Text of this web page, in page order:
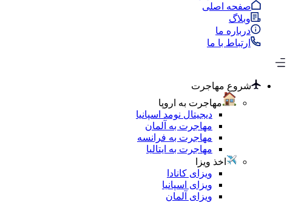
صفحه اصلی
وبلاگ
درباره ما
ارتباط با ما
شروع مهاجرت
مهاجرت به اروپا
دیجیتال نومد اسپانیا
مهاجرت به آلمان
مهاجرت به فرانسه
مهاجرت به ایتالیا
اخذ ویزا
ویزای کانادا
ویزای اسپانیا
ویزای آلمان